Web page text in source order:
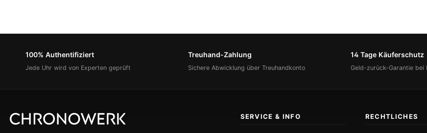
100% Authentifiziert
Jede Uhr wird von Experten geprüft
Treuhand-Zahlung
Sichere Abwicklung über Treuhandkonto
14 Tage Käuferschutz
Geld-zurück-Garantie bei
SERVICE & INFO RECHTLICHES